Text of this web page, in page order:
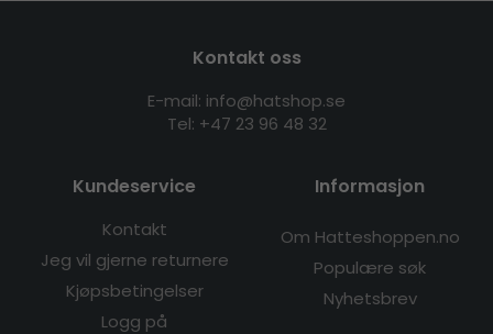
Kontakt oss
E-mail: info@hatshop.se
Tel: +47 23 96 48 32
Kundeservice
Kontakt
Jeg vil gjerne returnere
Kjøpsbetingelser
Logg på
Informasjon
Om Hatteshoppen.no
Populære søk
Nyhetsbrev